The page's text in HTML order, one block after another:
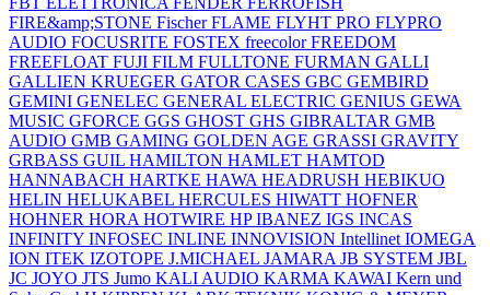
FIRE&amp;STONE FischerFLAME FLYHT PRO FLYPRO
AUDIO FOCUSRITE FOSTEX freecolorFREEDOM
FREEFLOAT FUJI FILM FULLTONE FURMAN GALLI
GALLIEN KRUEGER GATOR CASES GBC GEMBIRD
GEMINI GENELEC GENERAL ELECTRIC GENIUS GEWA
MUSIC GFORCE GGS GHOST GHS GIBRALTAR GMB
AUDIO GMB GAMING GOLDEN AGE GRASSI GRAVITY
GRBASS GUIL HAMILTON HAMLET HAMTOD
HANNABACH HARTKE HAWA HEADRUSH HEBIKUO
HELIN HELUKABEL HERCULES HIWATT HOFNER
HOHNER HORA HOTWIRE HPIBANEZ IGS INCAS
INFINITY INFOSEC INLINE INNOVISION Intellinet IOMEGA
ION ITEK IZOTOPE J.MICHAEL JAMARA JB SYSTEM JBL
JC JOYO JTS Jumo KALI AUDIO KARMA KAWAI Kern und